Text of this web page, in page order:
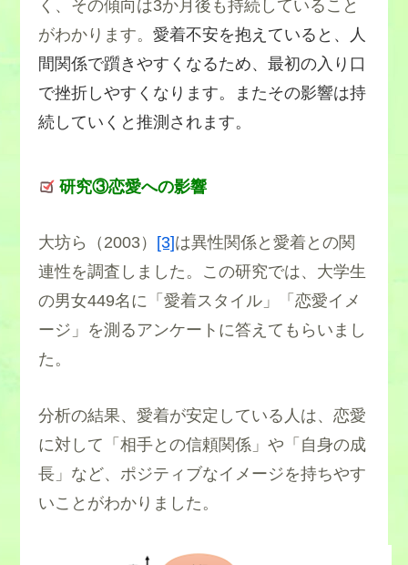
く、その傾向は3か月後も持続していること
がわかります。愛着不安を抱えていると、人
間関係で躓きやすくなるため、最初の入り口
で挫折しやすくなります。またその影響は持
続していくと推測されます。
研究③恋愛への影響
大坊ら（2003） [3]は異性関係と愛着との関
連性を調査しました。この研究では、大学生
の男女449名に「愛着スタイル」「恋愛イメ
ージ」を測るアンケートに答えてもらいまし
た。
分析の結果、愛着が安定している人は、恋愛
に対して「相手との信頼関係」や「自身の成
長」など、ポジティブなイメージを持ちやす
いことがわかりました。